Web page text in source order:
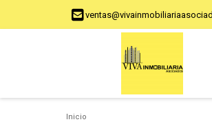
Inicio